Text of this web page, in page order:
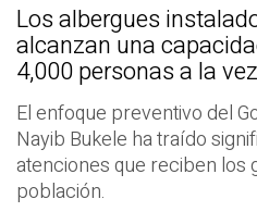
Los albergues
alcanzan una
4,000 personas a la vez
El enfoque preventivo del
Nayib Bukele ha traído
atenciones que reciben los
población.